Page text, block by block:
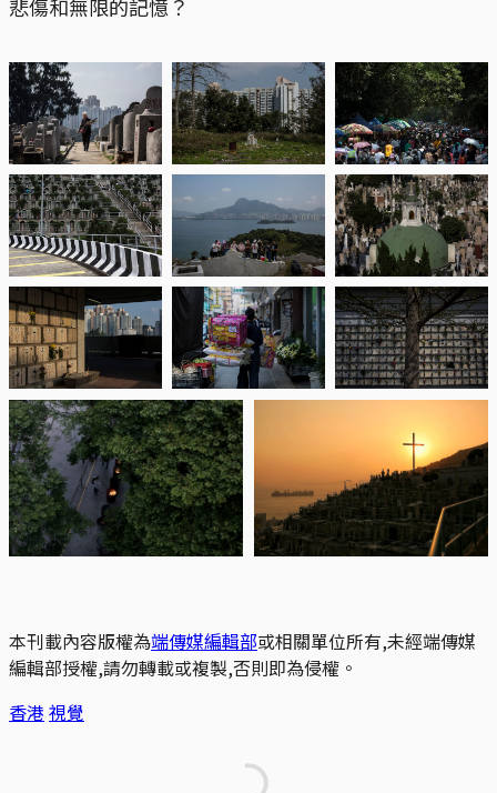
悲傷和無限的記憶？
本刊載內容版權為端傳媒編輯部或相關單位所有,未經端傳媒
編輯部授權,請勿轉載或複製,否則即為侵權。
香港 視覺